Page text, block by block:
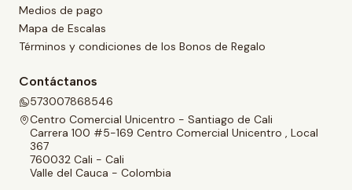
Medios de pago
Mapa de Escalas
Términos y condiciones de los Bonos de Regalo
Contáctanos
573007868546
Centro Comercial Unicentro - Santiago de Cali
Carrera 100 #5-169 Centro Comercial Unicentro , Local
367
760032 Cali - Cali
Valle del Cauca - Colombia